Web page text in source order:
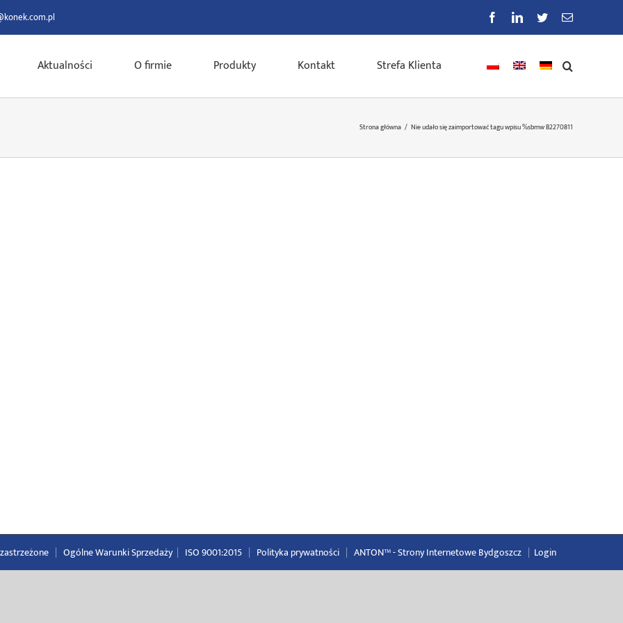
FacebookLinkedIn
TwitterE-
Aktualności O firmie Produkty Kontakt Strefa Klienta
Strona główna / Nie udało się zaimportować tagu wpisu %sbmw B2270811
| Ogólne Warunki Sprzedaży | ISO 9001:2015 | Polityka prywatności | ANTON™ -Strony Internetowe Bydgoszcz | Login